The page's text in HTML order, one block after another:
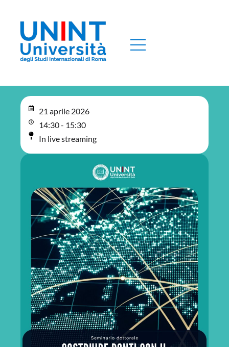
21 aprile 2026
14:30 - 15:30
In live streaming